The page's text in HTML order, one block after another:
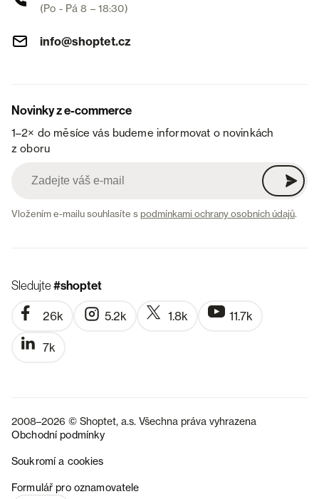
(Po - Pá 8 – 18:30)
info@shoptet.cz
Novinky z e-commerce
1–2× do měsíce vás budeme informovat o novinkách
z oboru
Vložením e-mailu souhlasíte spodmínkami ochrany osobních údajů.
Sledujte#shoptet
26k 5.2k 1.8k 11.7k
7k
2008–2026 © Shoptet, a.s. Všechna práva vyhrazena
Obchodní podmínky
Soukromí a cookies
Formulář pro oznamovatele